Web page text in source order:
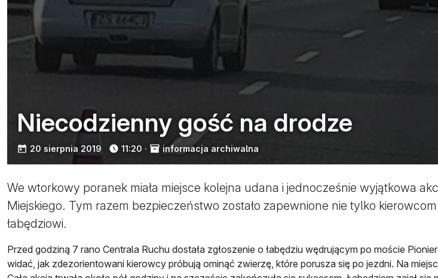
Niecodzienny gość na drodze
opublikowano:
20 sierpnia 2019 11:20 · informacja archiwalna
We wtorkowy poranek miała miejsce kolejna udana i jednocześnie wyjątkowa
Miejskiego. Tym razem bezpieczeństwo zostało zapewnione nie tylko
łabędziowi.
Przed godziną 7 rano Centrala Ruchu dostała zgłoszenie o łabędziu wędrującym po moście
widać, jak zdezorientowani kierowcy próbują ominąć zwierzę, które porusza się po jezdni. Na